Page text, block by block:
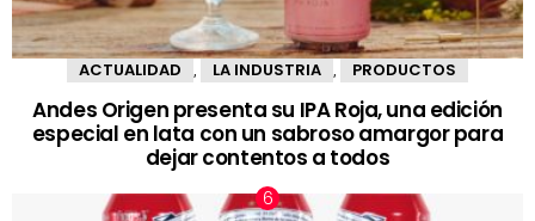
ACTUALIDAD LA INDUSTRIA PRODUCTOS
Andes Origen presenta su IPA Roja, una edición
especial en lata con un sabroso amargor para
dejar contentos a todos